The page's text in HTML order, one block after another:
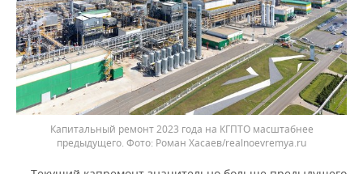
Капитальный ремонт 2023 года на КГПТО масштабнее
предыдущего.
Роман Хасаев/realnoevremya.ru